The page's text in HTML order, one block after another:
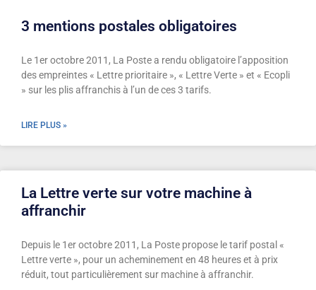
3 mentions postales obligatoires
Le 1er octobre 2011, La Poste a rendu obligatoire l’apposition
des empreintes « Lettre prioritaire », « Lettre Verte » et « Ecopli
» sur les plis affranchis à l’un de ces 3 tarifs.
LIRE PLUS »
La Lettre verte sur votre machine à
affranchir
Depuis le 1er octobre 2011, La Poste propose le tarif postal «
Lettre verte », pour un acheminement en 48 heures et à prix
réduit, tout particulièrement sur machine à affranchir.